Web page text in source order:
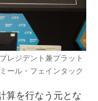
レジデント兼プラット
ール・フェインタック
算を行なう元とな